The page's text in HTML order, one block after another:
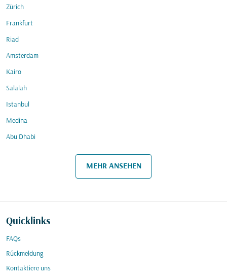
Zürich
Frankfurt
Riad
Amsterdam
Kairo
Salalah
Istanbul
Medina
Abu Dhabi
MEHR ANSEHEN
Quicklinks
FAQs
Rückmeldung
Kontaktiere uns